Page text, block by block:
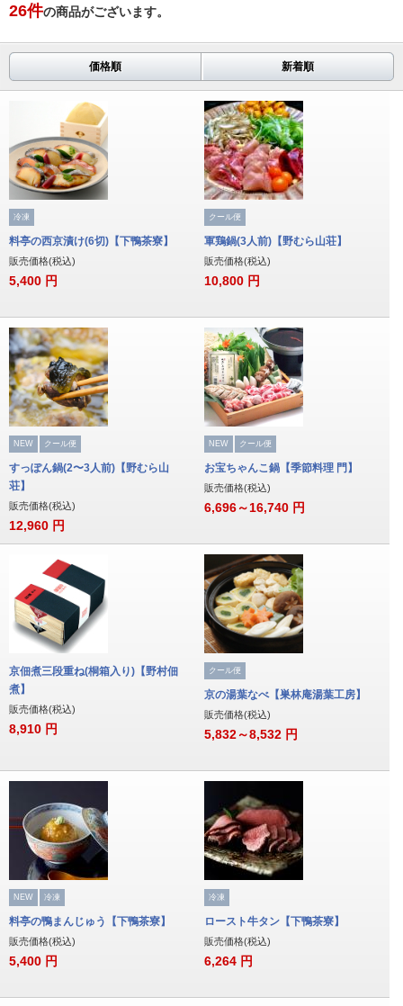
26件の商品がございます。
価格順 新着順
冷凍
料亭の西京漬け(6切)【下鴨茶寮】
販売価格(税込)
5,400 円
クール便
軍鶏鍋(3人前)【野むら山荘】
販売価格(税込)
10,800 円
NEW クール便
すっぽん鍋(2〜3人前)【野むら山
荘】
販売価格(税込)
12,960 円
NEW クール便
お宝ちゃんこ鍋【季節料理 門】
販売価格(税込)
6,696～16,740 円
京佃煮三段重ね(桐箱入り)【野村佃
煮】
販売価格(税込)
8,910 円
クール便
京の湯葉なべ【巣林庵湯葉工房】
販売価格(税込)
5,832～8,532 円
NEW 冷凍
料亭の鴨まんじゅう【下鴨茶寮】
販売価格(税込)
5,400 円
冷凍
ロースト牛タン【下鴨茶寮】
販売価格(税込)
6,264 円